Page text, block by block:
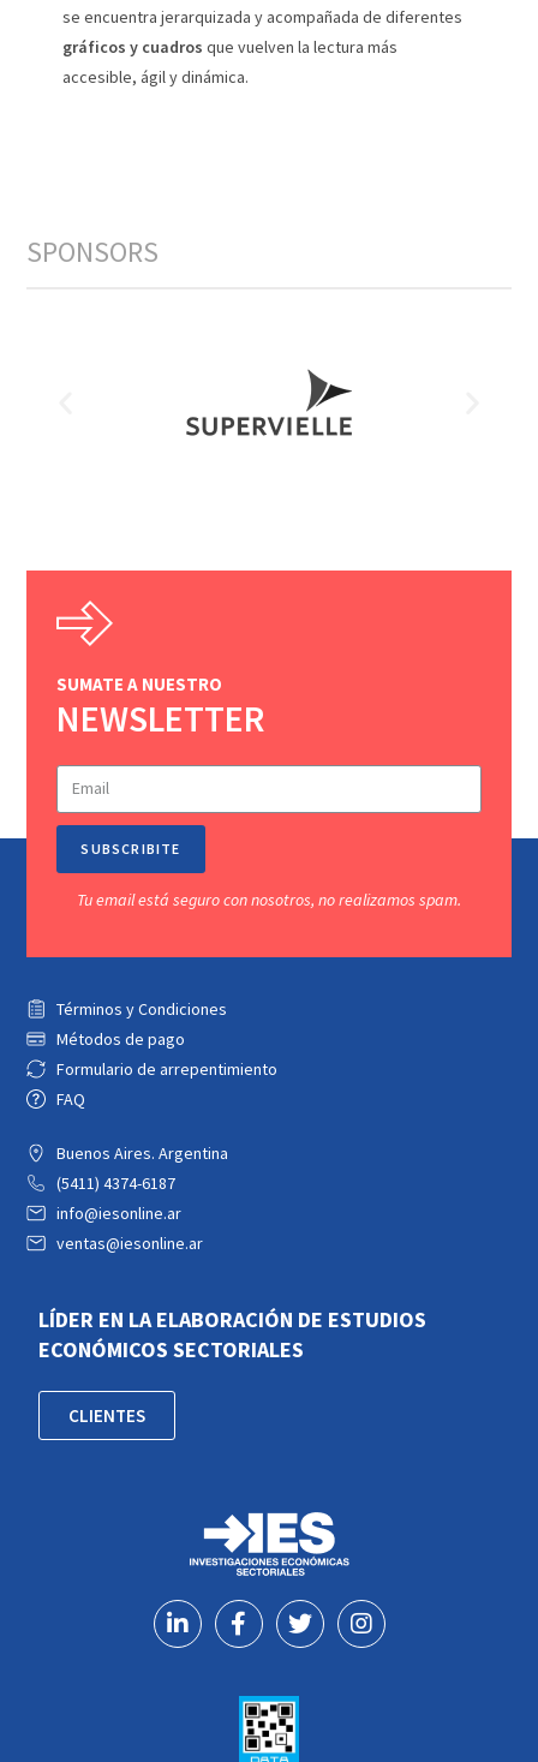
se encuentra jerarquizada y acompañada de diferentes
gráficos y cuadros que vuelven la lectura más
accesible, ágil y dinámica.
SPONSORS
SUMATE A NUESTRO
NEWSLETTER
SUBSCRIBITE
Tu email está seguro con nosotros, no realizamos spam.
Términos y Condiciones
Métodos de pago
Formulario de arrepentimiento
FAQ
Buenos Aires. Argentina
(5411) 4374-6187
info@iesonline.ar
ventas@iesonline.ar
LÍDER EN LA ELABORACIÓN DE ESTUDIOS
ECONÓMICOS SECTORIALES
CLIENTES